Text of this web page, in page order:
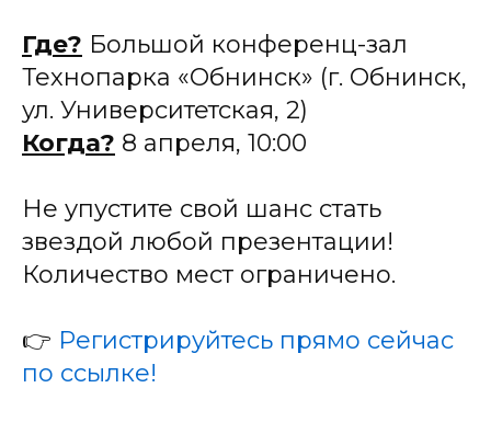
Где? Большой конференц-зал
Технопарка «Обнинск» (г. Обнинск,
ул. Университетская, 2)
Когда? 8 апреля, 10:00
Не упустите свой шанс стать
звездой любой презентации!
Количество мест ограничено.
👉 Регистрируйтесь прямо сейчас
по ссылке!